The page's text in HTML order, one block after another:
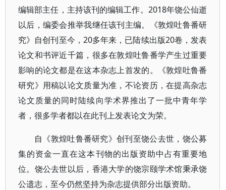
编辑部主任，主持该刊的编辑工作。2018年饶公仙逝
以后，编委会推举我继任该刊主编。《敦煌吐鲁番研
究》自创刊至今，20多年来，已陆续出版20卷，发表
论文和书评近千篇，很多在敦煌吐鲁番学产生过重要
影响的论文都是在这本杂志上首发的。《敦煌吐鲁番
研究》用稿以论文质量为准，不论资历，在提高杂志
论文质量的同时陆续向学术界推出了一批中青年学
者，很多学者都以在此刊上发表论文为荣。
自《敦煌吐鲁番研究》创刊至饶公去世，饶公募
集的资金一直在这本刊物的出版资助中占有重要地
位。饶公去世以后，香港大学的饶宗颐学术馆秉承饶
公遗志，至今仍然坚持为杂志提供部分出版资助。